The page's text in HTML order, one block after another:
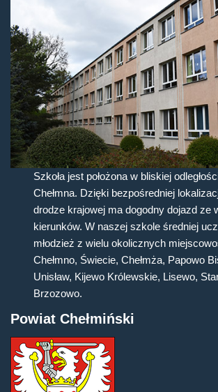
Szkoła jest położona w bliskiej
Chełmna. Dzięki bezpośredniej
drodze krajowej ma dogodny dojazd ze
kierunków. W naszej szkole średniej
młodzież z wielu okolicznych
Chełmno, Świecie, Chełmża, Papowo
Unisław, Kijewo Królewskie, Lisewo,
Brzozowo.
Powiat Chełmiński